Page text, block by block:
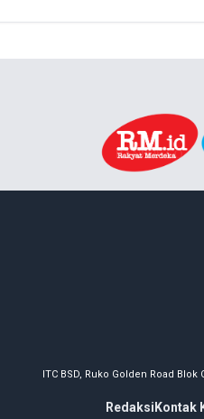
ITC BSD, Ruko Golden Road
Redaksi Kontak